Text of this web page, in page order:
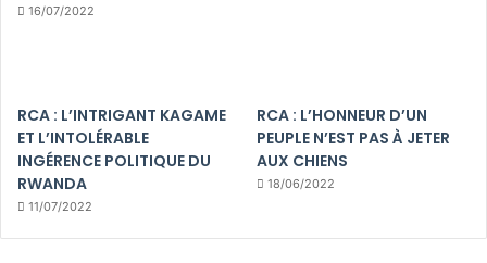
16/07/2022
RCA : L’INTRIGANT KAGAME
ET L’INTOLÉRABLE
INGÉRENCE POLITIQUE DU
RWANDA
11/07/2022
RCA : L’HONNEUR D’UN
PEUPLE N’EST PAS À JETER
AUX CHIENS
18/06/2022